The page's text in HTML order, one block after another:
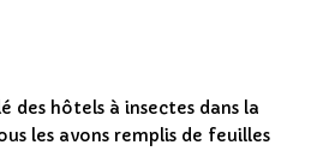
des hôtels à insectes dans la
les avons remplis de feuilles